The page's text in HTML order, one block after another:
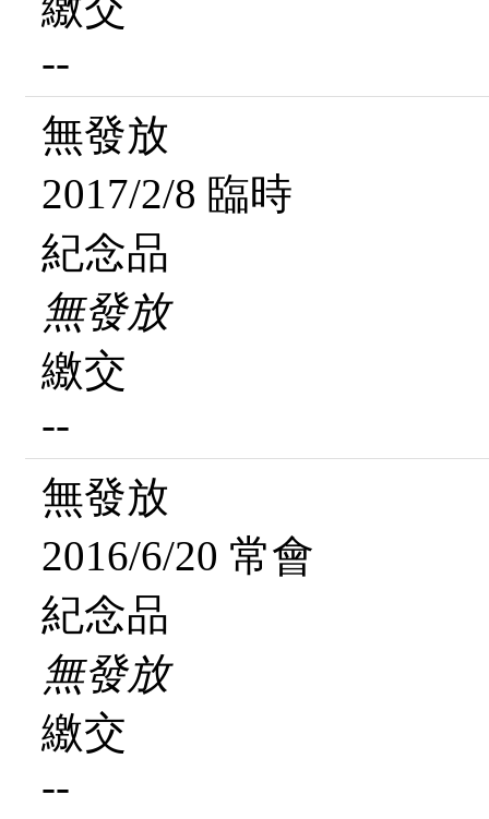
--
無發放
2017/2/8 臨時
紀念品
無發放
繳交
--
無發放
2016/6/20 常會
紀念品
無發放
繳交
--